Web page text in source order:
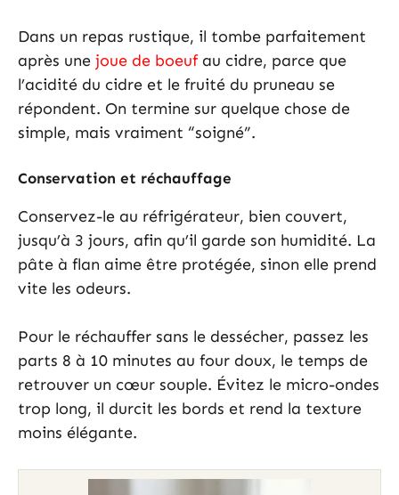
Dans un repas rustique, il tombe parfaitement
après une joue de boeufau cidre, parce que
l’acidité du cidre et le fruité du pruneau se
répondent. On termine sur quelque chose de
simple, mais vraiment “soigné”.
Conservation et réchauffage
Conservez-le au réfrigérateur, bien couvert,
jusqu’à 3 jours, afin qu’il garde son humidité. La
pâte à flan aime être protégée, sinon elle prend
vite les odeurs.
Pour le réchauffer sans le dessécher, passez les
parts 8 à 10 minutes au four doux, le temps de
retrouver un cœur souple. Évitez le micro-ondes
trop long, il durcit les bords et rend la texture
moins élégante.